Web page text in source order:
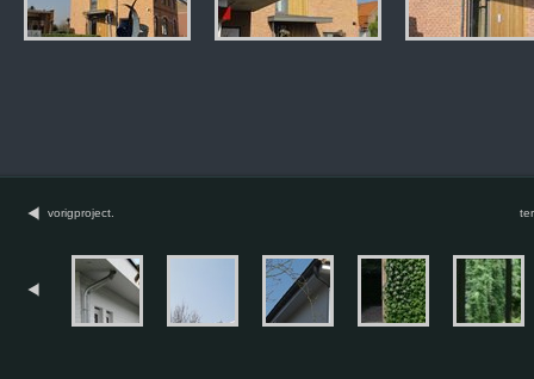
vorigproject.